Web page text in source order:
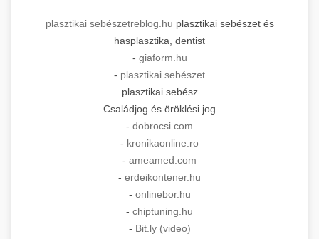
plasztikai sebészetreblog.hu plasztikai sebészet és
hasplasztika, dentist
- giaform.hu
- plasztikai sebészet
plasztikai sebész
Családjog és öröklési jog
- dobrocsi.com
- kronikaonline.ro
- ameamed.com
- erdeikontener.hu
- onlinebor.hu
- chiptuning.hu
- Bit.ly (video)